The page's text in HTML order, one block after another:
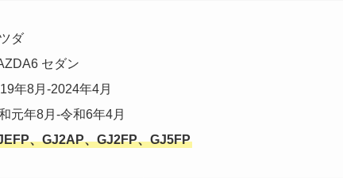
ダ
セダン
年8月-2024年4月
元年8月-令和6年4月
、GJ2AP、GJ2FP、GJ5FP